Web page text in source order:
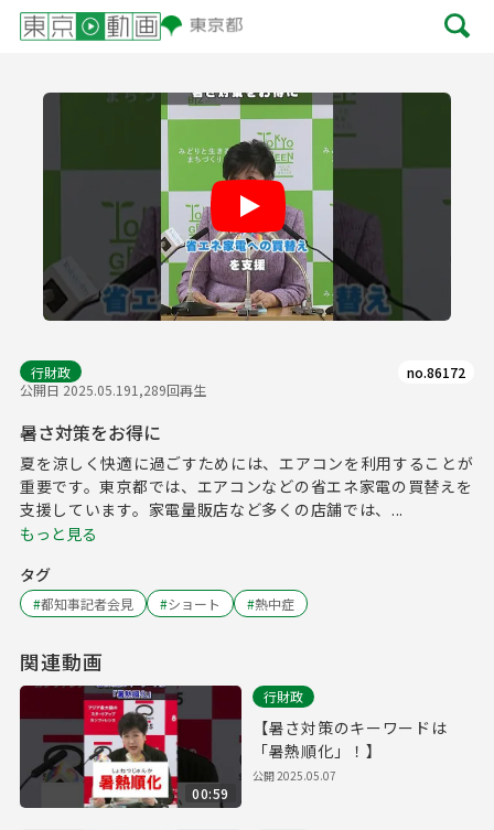
行財政
公開日 2025.05.191,289回再生
no.86172
暑さ対策をお得に
夏を涼しく快適に過ごすためには、エアコンを利用することが
重要です。東京都では、エアコンなどの省エネ家電の買替えを
支援しています。家電量販店など多くの店舗では、...
もっと見る
タグ
#都知事記者会見 #ショート #熱中症
関連動画
00:59
行財政
【暑さ対策のキーワードは
「暑熱順化」！】
公開2025.05.07